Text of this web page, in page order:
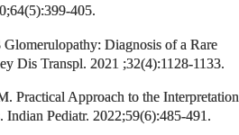
405.
Diagnosis of a Rare
Dis Transpl. 2021 ;32(4):1128-1133.
Practical Approach to the Interpretation
Pediatr. 2022;59(6):485-491.